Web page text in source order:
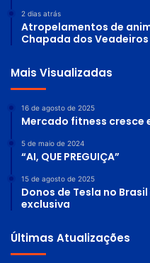
2 dias atrás
Atropelamentos de
Chapada dos Veadeiros
Mais Visualizadas
16 de agosto de 2025
Mercado fitness cresce
5 de maio de 2024
“AI, QUE PREGUIÇA”
15 de agosto de 2025
Donos de Tesla no
exclusiva
Últimas Atualizações